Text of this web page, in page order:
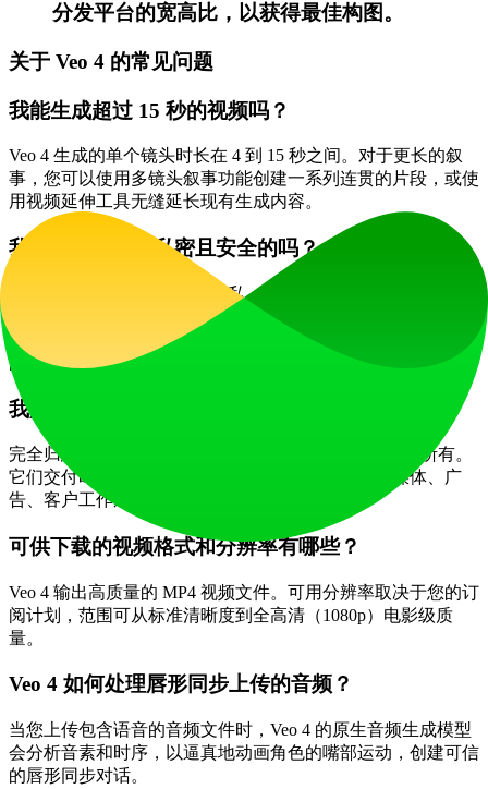
分发平台的宽高比，以获得最佳构图。
关于 Veo 4 的常见问题
我能生成超过 15 秒的视频吗？
Veo 4 生成的单个镜头时长在 4 到 15 秒之间。对于更长的叙
事，您可以使用多镜头叙事功能创建一系列连贯的片段，或使
用视频延伸工具无缝延长现有生成内容。
我上传的内容是私密且安全的吗？
是的。Veo 4 高度重视用户隐私。您上传的素材和生成的视频
均通过加密安全存储。您的数据不会被用于训练公共模型，并
且未经您同意绝不会与第三方共享。您保留对所创作所有内容
的完全所有权。
我用 Veo 4 创建的视频归我所有吗？
完全归您所有。在 Veo 4 上生成的所有视频 100% 归您所有。
它们交付时无水印，可用于商业用途，无论是社交媒体、广
告、客户工作还是电影项目。
可供下载的视频格式和分辨率有哪些？
Veo 4 输出高质量的 MP4 视频文件。可用分辨率取决于您的订
阅计划，范围可从标准清晰度到全高清（1080p）电影级质
量。
Veo 4 如何处理唇形同步上传的音频？
当您上传包含语音的音频文件时，Veo 4 的原生音频生成模型
会分析音素和时序，以逼真地动画角色的嘴部运动，创建可信
的唇形同步对话。